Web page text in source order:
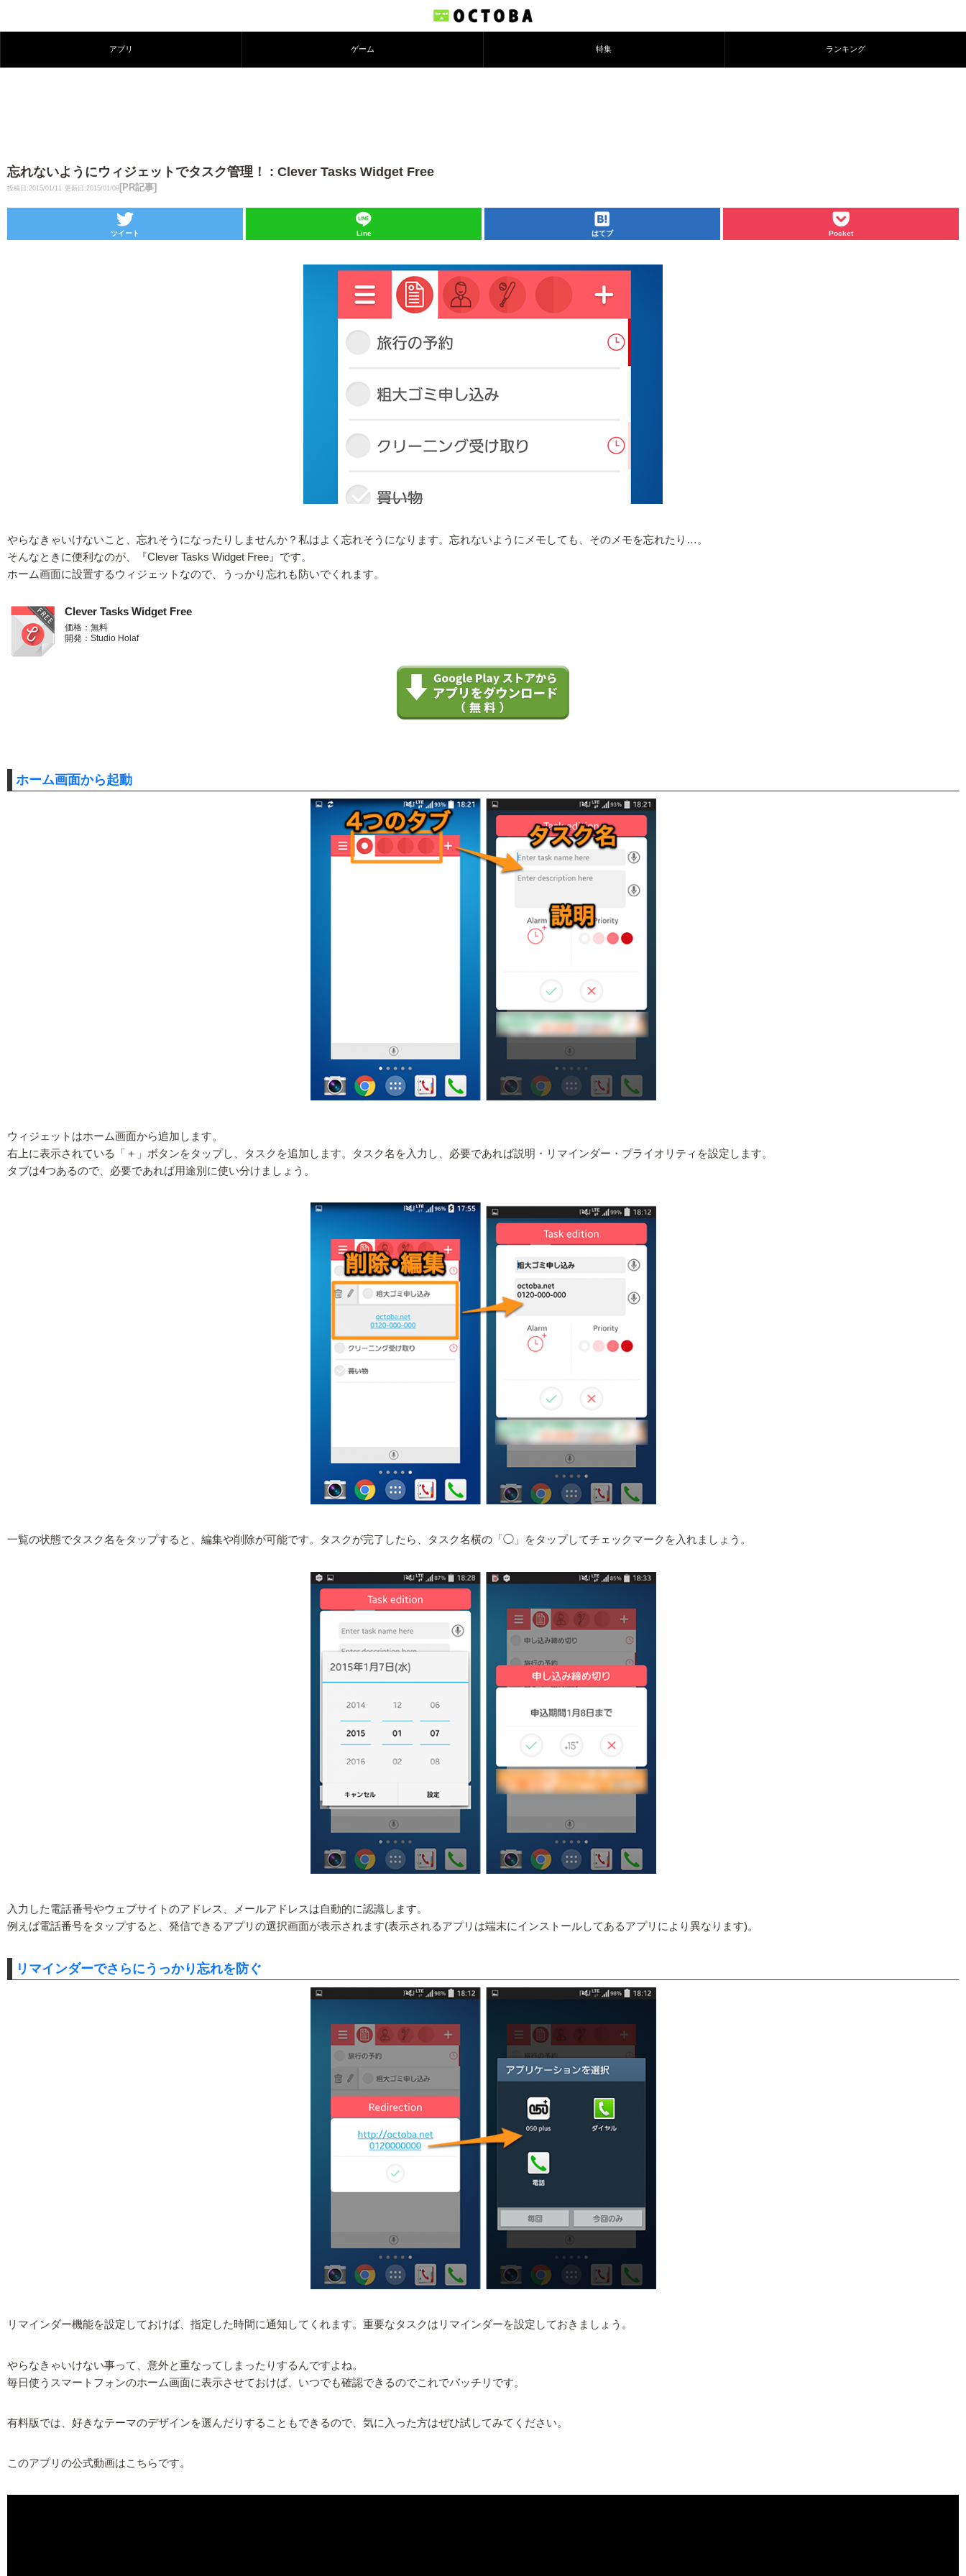
アプリ ゲーム 特集 ランキング
忘れないようにウィジェットでタスク管理！ : Clever Tasks Widget Free
投稿日:2015/01/11 更新日:2015/01/09 [PR記事]
ツイート Line はてブ Pocket
やらなきゃいけないこと、忘れそうになったりしませんか？私はよく忘れそうになります。忘れないようにメモしても、そのメモを忘れたり…。
そんなときに便利なのが、『Clever Tasks Widget Free』です。
ホーム画面に設置するウィジェットなので、うっかり忘れも防いでくれます。
Clever Tasks Widget Free
価格：無料
開発：Studio Holaf
ホーム画面から起動
ウィジェットはホーム画面から追加します。
右上に表示されている「＋」ボタンをタップし、タスクを追加します。タスク名を入力し、必要であれば説明・リマインダー・プライオリティを設定します。
タブは4つあるので、必要であれば用途別に使い分けましょう。
一覧の状態でタスク名をタップすると、編集や削除が可能です。タスクが完了したら、タスク名横の「◯」をタップしてチェックマークを入れましょう。
入力した電話番号やウェブサイトのアドレス、メールアドレスは自動的に認識します。
例えば電話番号をタップすると、発信できるアプリの選択画面が表示されます(表示されるアプリは端末にインストールしてあるアプリにより異なります)。
リマインダーでさらにうっかり忘れを防ぐ
リマインダー機能を設定しておけば、指定した時間に通知してくれます。重要なタスクはリマインダーを設定しておきましょう。
やらなきゃいけない事って、意外と重なってしまったりするんですよね。
毎日使うスマートフォンのホーム画面に表示させておけば、いつでも確認できるのでこれでバッチリです。
有料版では、好きなテーマのデザインを選んだりすることもできるので、気に入った方はぜひ試してみてください。
このアプリの公式動画はこちらです。